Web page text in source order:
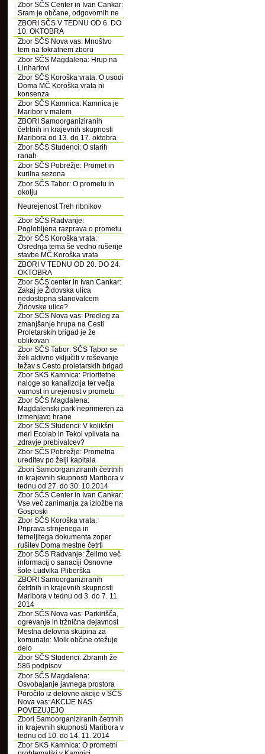
Zbor SČS Center in Ivan Cankar:
Sram je občane, odgovornih ne
ZBORI SČS V TEDNU OD 6. DO
10. OKTOBRA
Zbor SČS Nova vas: Mnoštvo
tem na tokratnem zboru
Zbor SČS Magdalena: Hrup na
Linhartovi
Zbor SČS Koroška vrata: O usodi
Doma MČ Koroška vrata ni
konsenza
Zbor SČS Kamnica: Kamnica je
Maribor v malem
ZBORI Samoorganiziranih
četrtnih in krajevnih skupnosti
Maribora od 13. do 17. oktobra
Zbor SČS Studenci: O starih
ranah
Zbor SČS Pobrežje: Promet in
kurilna sezona
Zbor SČS Tabor: O prometu in
okolju
Neurejenost Treh ribnikov
Zbor SČS Radvanje:
Poglobljena razprava o prometu
Zbor SČS Koroška vrata:
Osrednja tema še vedno rušenje
stavbe MČ Koroška vrata
ZBORI V TEDNU OD 20. DO 24.
OKTOBRA
Zbor SČS center in Ivan Cankar:
Zakaj je Židovska ulica
nedostopna stanovalcem
Židovske ulice?
Zbor SČS Nova vas: Predlog za
zmanjšanje hrupa na Cesti
Proletarskih brigad je že
oblikovan
Zbor SČS Tabor: SČS Tabor se
želi aktivno vključiti v reševanje
težav s Cesto proletarskih brigad
Zbor SKS Kamnica: Prioritetne
naloge so kanalizcija ter večja
varnost in urejenost v prometu
Zbor SČS Magdalena:
Magdalenski park neprimeren za
izmenjavo hrane
Zbor SČS Studenci: V kolikšni
meri Ecolab in Tekol vplivata na
zdravje prebivalcev?
Zbor SČS Pobrežje: Prometna
ureditev po želji kapitala
Zbori Samoorganiziranih četrtnih
in krajevnih skupnosti Maribora v
tednu od 27. do 30. 10.2014
Zbor SČS Center in Ivan Cankar:
Vse več zanimanja za izložbe na
Gosposki
Zbor SČS Koroška vrata:
Priprava strnjenega in
temeljitega dokumenta zoper
rušitev Doma mestne četrti
Zbor SČS Radvanje: Želimo več
informacij o sanaciji Osnovne
šole Ludvika Pliberška
ZBORI Samoorganiziranih
četrtnih in krajevnih skupnosti
Maribora v tednu od 3. do 7. 11.
2014
Zbor SČS Nova vas: Parkirišča,
ogrevanje in tržnična dejavnost
Mestna delovna skupina za
komunalo: Molk občine otežuje
delo
Zbor SČS Studenci: Zbranih že
586 podpisov
Zbor SČS Magdalena:
Osvobajanje javnega prostora
Poročilo iz delovne akcije v SČS
Nova vas: AKCIJE NAS
POVEZUJEJO
Zbori Samoorganiziranih četrtnih
in krajevnih skupnosti Maribora v
tednu od 10. do 14. 11. 2014
Zbor SKS Kamnica: O prometni